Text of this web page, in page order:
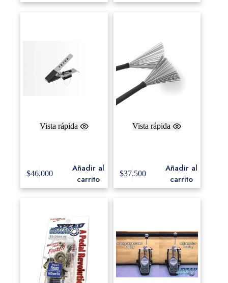
Vista rápida
$46.000
Añadir al
carrito
Vista rápida
$37.500
Añadir al
carrito